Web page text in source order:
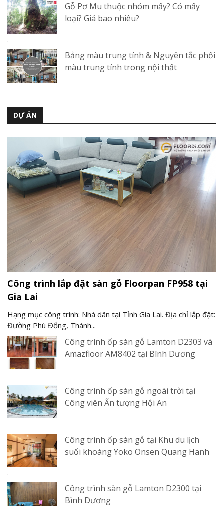
Gỗ Pơ Mu thuộc nhóm mấy? Có mấy
loại? Giá bao nhiêu?
Bảng màu trung tính & Nguyên tắc phối
màu trung tính trong nội thất
DỰ ÁN
Công trình lắp đặt sàn gỗ Floorpan FP958 tại
Gia Lai
Hạng mục công trình: Nhà dân tại Tỉnh Gia Lai. Địa chỉ lắp đặt:
Đường Phù Đổng, Thành...
Công trình ốp sàn gỗ Lamton D2303 và
Amazfloor AM8402 tại Bình Dương
Công trình ốp sàn gỗ ngoài trời tại
Công viên Ấn tượng Hội An
Công trình ốp sàn gỗ tại Khu du lịch
suối khoáng Yoko Onsen Quang Hanh
Công trình sàn gỗ Lamton D2300 tại
Bình Dương